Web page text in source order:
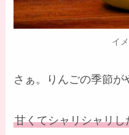
イ
さぁ。りんごの季節が
甘くてシャリシャリし